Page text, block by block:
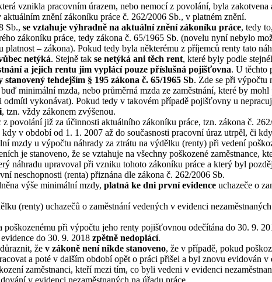
vznikla pracovním úrazem, nebo nemocí z povolání, byla
znění zákoníku práce č. 262/2006 Sb., v platném znění.
Sb., se vztahuje výhradně na aktuální znění zákoníku práce, tedy
zákoníku práce, tedy zákona č. 65/1965 Sb. (novelu nyní nebylo
– zákona). Pokud tedy byla některému z příjemců renty tato
netýká. Stejně tak se netýká ani těch rent, které byly podle
a jejich rentu jim vyplácí pouze příslušná pojišťovna. U těchto
tehdejším § 195 zákona č. 65/1965 Sb. Zde se při výpočtu
minimální mzda, nebo průměrná mzda ze zaměstnání, které by
vykonávat). Pokud tedy v takovém případě pojišťovny u
, tzn. vždy zákonem zvýšenou.
povolání již za účinnosti aktuálního zákoníku práce, tzn. zákona č.
kdy v období od 1. 1. 2007 až do současnosti pracovní úraz utrpěl, či
mzdy u výpočtu náhrady za ztrátu na výdělku (renty) při vedení
je stanoveno, že se vztahuje na všechny poškozené zaměstnance,
náhradu upravoval při vzniku tohoto zákoníku práce a který byl
neschopnosti (renta) přiznána dle zákona č. 262/2006 Sb.
výše minimální mzdy, platná ke dni první evidence uchazeče o
(renty) uchazečů o zaměstnání vedených v evidenci
při výpočtu jeho renty pojišťovnou odečítána do 30. 9.
do 30. 9. 2018 zpětně nedoplácí.
že v zákoně není nikde stanoveno, že v případě, pokud
a poté v dalším období opět o práci přišel a byl znovu evidován
zaměstnanci, kteří mezi tím, co byli vedeni v evidenci
v evidenci nezaměstnaných na úřadu práce.